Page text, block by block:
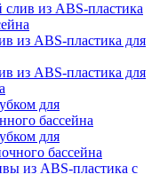
из ABS-пластика
из ABS-пластика для
из ABS-пластика для
для
бассейна
для
бассейна
из ABS-пластика с